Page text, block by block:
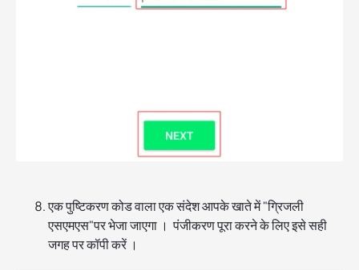
एक पुष्टिकरण कोड वाला एक संदेश आपके खाते में "ग्रिजली
एसएमएस"पर भेजा जाएगा । पंजीकरण पूरा करने के लिए इसे सही
जगह पर कॉपी करें ।